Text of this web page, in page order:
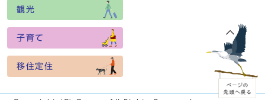
観光
子育て
移住定住